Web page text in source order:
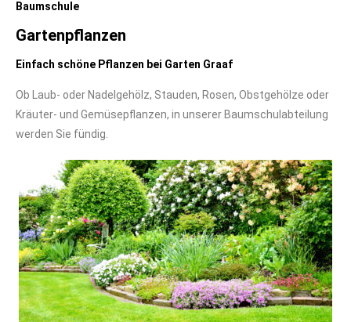
Baumschule
Gartenpflanzen
Einfach schöne Pflanzen bei Garten Graaf
Ob Laub- oder Nadelgehölz, Stauden, Rosen, Obstgehölze oder
Kräuter- und Gemüsepflanzen, in unserer Baumschulabteilung
werden Sie fündig.